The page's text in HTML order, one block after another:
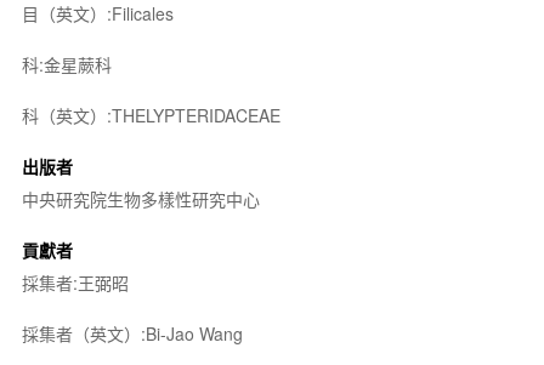
目（英文）:Filicales
科:金星蕨科
科（英文）:THELYPTERIDACEAE
出版者
中央研究院生物多樣性研究中心
貢獻者
採集者:王弼昭
採集者（英文）:Bi-Jao Wang